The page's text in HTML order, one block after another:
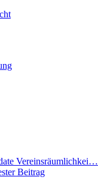
Vereinsräumlichkei…
Beitrag